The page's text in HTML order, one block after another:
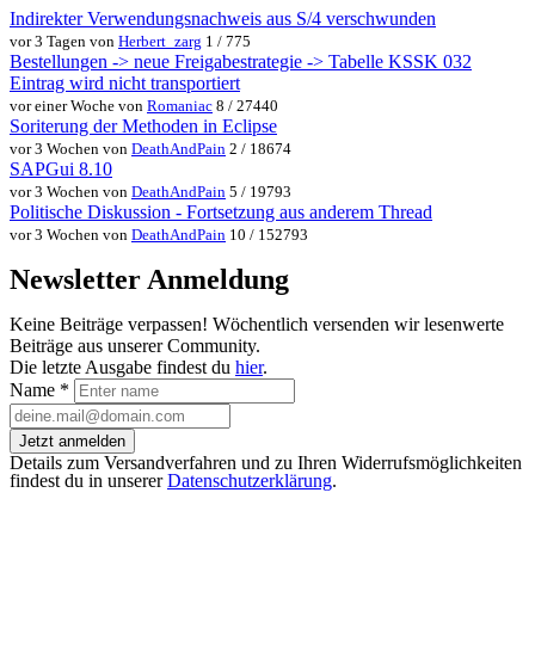
Indirekter Verwendungsnachweis aus S/4 verschwunden
vor 3 Tagen von Herbert_zarg 1 / 775
Bestellungen -> neue Freigabestrategie -> Tabelle KSSK 032
Eintrag wird nicht transportiert
vor einer Woche von Romaniac 8 / 27440
Soriterung der Methoden in Eclipse
vor 3 Wochen von DeathAndPain 2 / 18674
SAPGui 8.10
vor 3 Wochen von DeathAndPain 5 / 19793
Politische Diskussion - Fortsetzung aus anderem Thread
vor 3 Wochen von DeathAndPain 10 / 152793
Newsletter Anmeldung
Keine Beiträge verpassen! Wöchentlich versenden wir lesenwerte
Beiträge aus unserer Community.
Die letzte Ausgabe findest du hier.
Name *
Jetzt anmelden
Details zum Versandverfahren und zu Ihren Widerrufsmöglichkeiten
findest du in unsererDatenschutzerklärung.